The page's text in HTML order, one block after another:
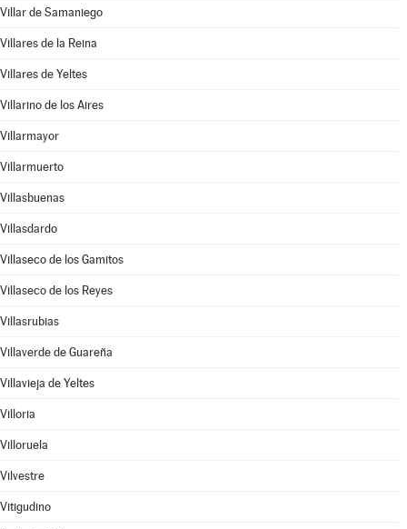
Villar de Samaniego
Villares de la Reina
Villares de Yeltes
Villarino de los Aires
Villarmayor
Villarmuerto
Villasbuenas
Villasdardo
Villaseco de los Gamitos
Villaseco de los Reyes
Villasrubias
Villaverde de Guareña
Villavieja de Yeltes
Villoria
Villoruela
Vilvestre
Vitigudino